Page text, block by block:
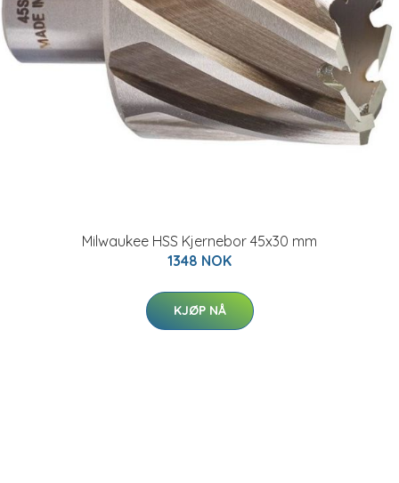
Milwaukee HSS Kjernebor 45x30 mm
1348 NOK
KJØP NÅ